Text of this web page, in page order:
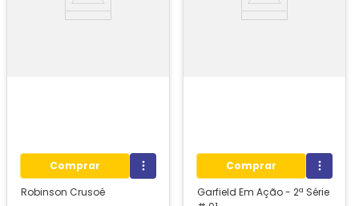
Comprar
Robinson Crusoé
Comprar
Garfield Em Ação - 2ª Série